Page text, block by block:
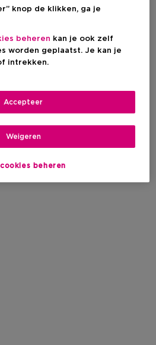
knop de klikken, ga je
beheren kan je ook zelf
worden geplaatst. Je kan je
intrekken.
beheren
Weigeren
Accepteer